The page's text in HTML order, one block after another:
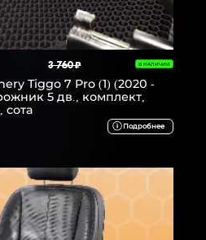
3 760 ₽ В НАЛИЧИИ
Tiggo 7 Pro (1) (2020 -
5 дв., комплект,
сота
Подробнее